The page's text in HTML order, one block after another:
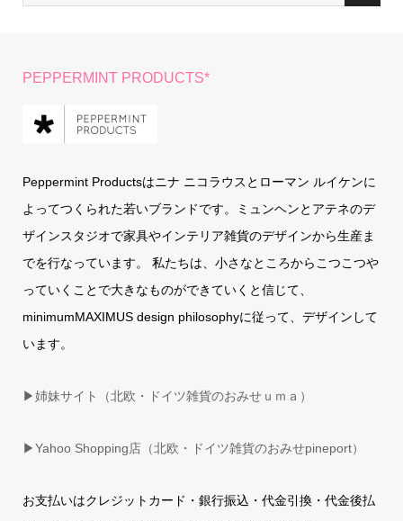
PEPPERMINT PRODUCTS*
Peppermint Productsはニナ ニコラウスとローマン ルイケンに
よってつくられた若いブランドです。ミュンヘンとアテネのデ
ザインスタジオで家具やインテリア雑貨のデザインから生産ま
でを行なっています。 私たちは、小さなところからこつこつや
っていくことで大きなものができていくと信じて、
minimumMAXIMUS design philosophyに従って、デザインして
います。
▶姉妹サイト（北欧・ドイツ雑貨のおみせｕｍａ）
▶Yahoo Shopping店（北欧・ドイツ雑貨のおみせpineport）
お支払いはクレジットカード・銀行振込・代金引換・代金後払